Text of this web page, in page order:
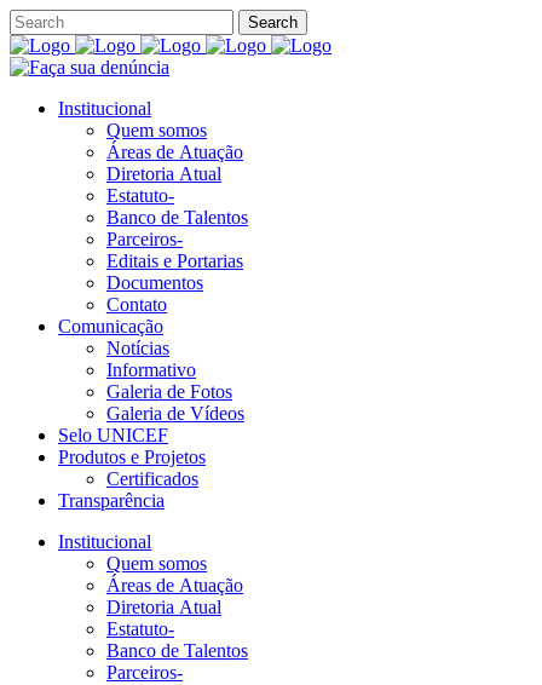
Institucional
Quem somos
Áreas de Atuação
Diretoria Atual
Estatuto-
Banco de Talentos
Parceiros-
Editais e Portarias
Documentos
Contato
Comunicação
Notícias
Informativo
Galeria de Fotos
Galeria de Vídeos
Selo UNICEF
Produtos e Projetos
Certificados
Transparência
Institucional
Quem somos
Áreas de Atuação
Diretoria Atual
Estatuto-
Banco de Talentos
Parceiros-